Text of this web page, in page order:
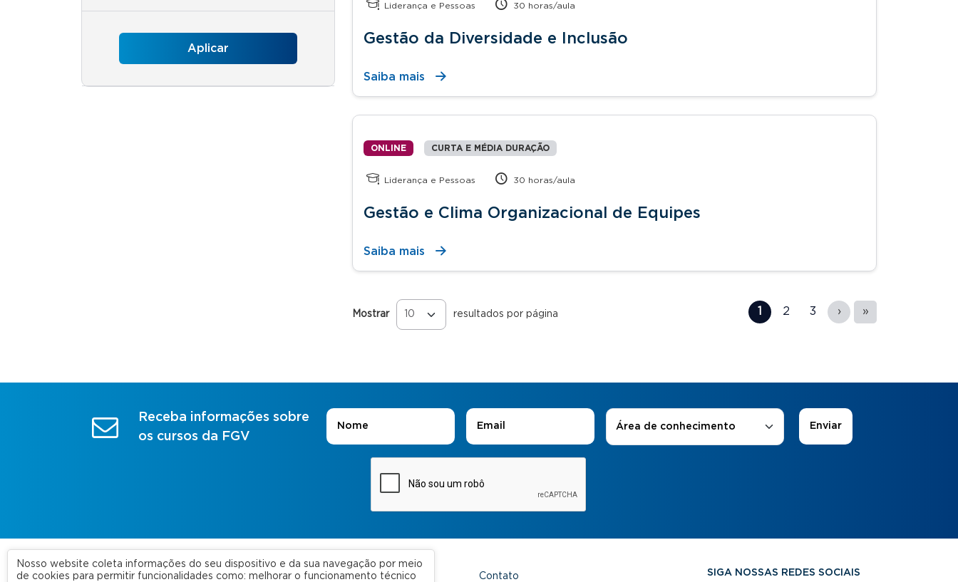
Liderança e Pessoas 30 horas/aula
Gestão da Diversidade e Inclusão
Saiba mais
ONLINE CURTA E MÉDIA DURAÇÃO
Liderança e Pessoas 30 horas/aula
Gestão e Clima Organizacional de Equipes
Saiba mais
Mostrar resultados por página
Páginas
1 2 3 › »
Receba informações sobre
os cursos da FGV
Nome E-mail Áreas de Interesse
Área de conhecimento
A FGV Contato SIGA NOSSAS REDES SOCIAIS
Nosso website coleta informações do seu dispositivo e da sua navegação por meio
de cookies para permitir funcionalidades como: melhorar o funcionamento técnico